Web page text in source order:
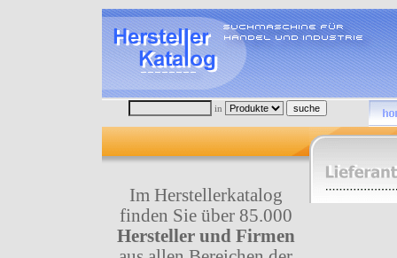
in
Im Herstellerkatalog
finden Sie über 85.000
Hersteller und Firmen